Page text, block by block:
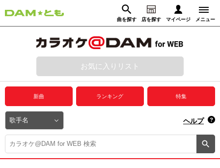
曲を探す 店を探す マイページ メニュー
動画からさがす 録音からさがす
ログイン
プレミアムサービス
DAM★とも動画
DAM★とも録音
カラオケ＠DAM
お気に入りリスト
新曲 ランキング 特集
ヘルプ